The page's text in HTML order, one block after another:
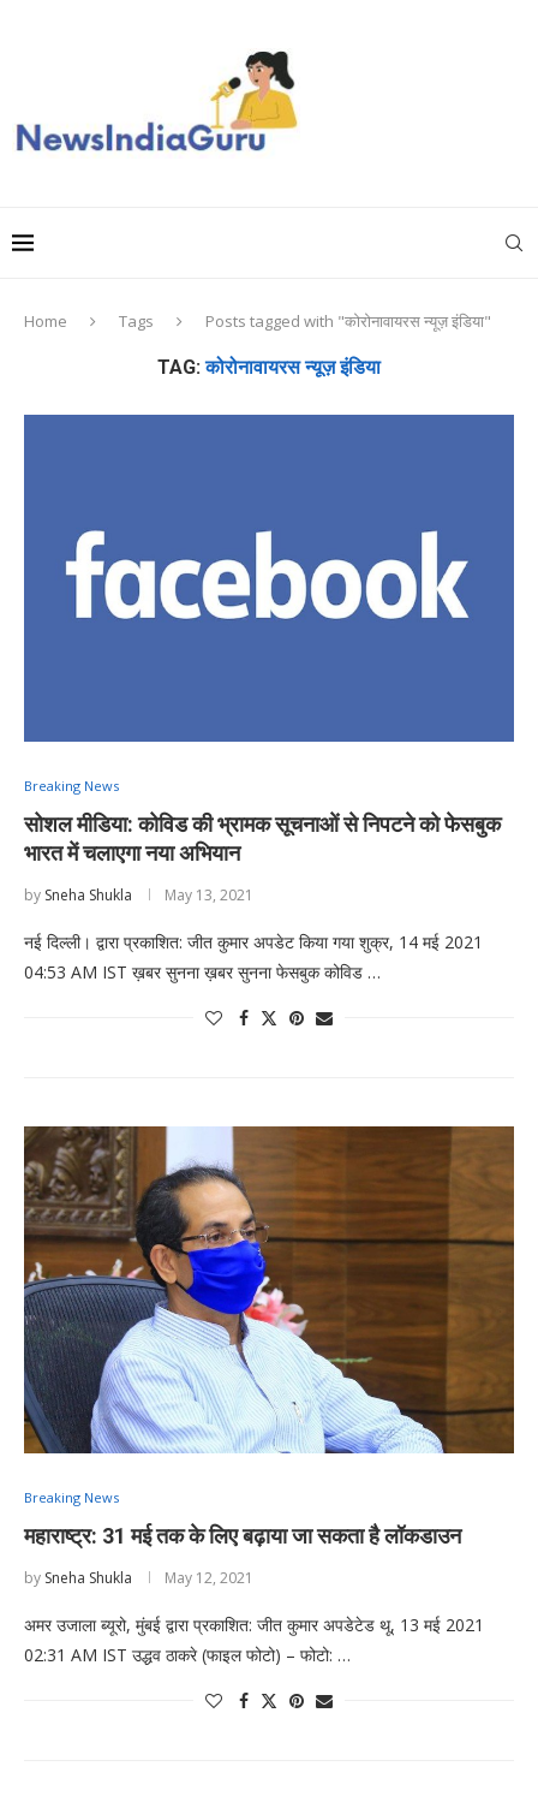
Home Tags Posts tagged with "कोरोनावायरस न्यूज़ इंडिया"
TAG:कोरोनावायरस न्यूज़ इंडिया
Breaking News
सोशल मीडिया: कोविड की भ्रामक सूचनाओं से निपटने को फेसबुक
भारत में चलाएगा नया अभियान
by Sneha Shukla May 13, 2021
नई दिल्ली। द्वारा प्रकाशित: जीत कुमार अपडेट किया गया शुक्र, 14 मई 2021
04:53 AM IST ख़बर सुनना ख़बर सुनना फेसबुक कोविड …
Breaking News
महाराष्ट्र: 31 मई तक के लिए बढ़ाया जा सकता है लॉकडाउन
by Sneha Shukla May 12, 2021
अमर उजाला ब्यूरो, मुंबई द्वारा प्रकाशित: जीत कुमार अपडेटेड थू, 13 मई 2021
02:31 AM IST उद्धव ठाकरे (फाइल फोटो) – फोटो: …